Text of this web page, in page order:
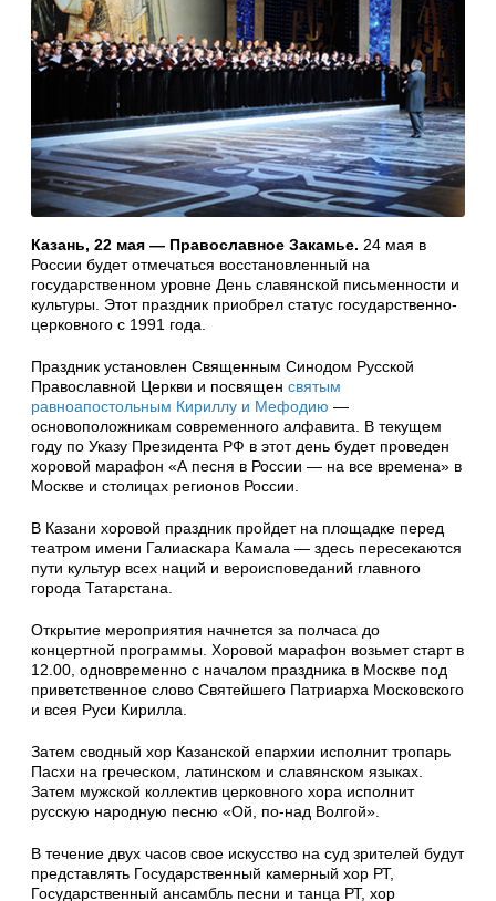
Казань, 22 мая — Православное Закамье. 24 мая в
России будет отмечаться восстановленный на
государственном уровне День славянской письменности и
культуры. Этот праздник приобрел статус государственно-
церковного с 1991 года.
Праздник установлен Священным Синодом Русской
Православной Церкви и посвящен святым
равноапостольным Кириллу и Мефодию —
основоположникам современного алфавита. В текущем
году по Указу Президента РФ в этот день будет проведен
хоровой марафон «А песня в России — на все времена» в
Москве и столицах регионов России.
В Казани хоровой праздник пройдет на площадке перед
театром имени Галиаскара Камала — здесь пересекаются
пути культур всех наций и вероисповеданий главного
города Татарстана.
Открытие мероприятия начнется за полчаса до
концертной программы. Хоровой марафон возьмет старт в
12.00, одновременно с началом праздника в Москве под
приветственное слово Святейшего Патриарха Московского
и всея Руси Кирилла.
Затем сводный хор Казанской епархии исполнит тропарь
Пасхи на греческом, латинском и славянском языках.
Затем мужской коллектив церковного хора исполнит
русскую народную песню «Ой, по-над Волгой».
В течение двух часов свое искусство на суд зрителей будут
представлять Государственный камерный хор РТ,
Государственный ансамбль песни и танца РТ, хор